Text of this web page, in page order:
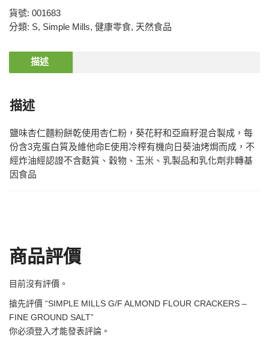
貨號: 001683
分類: S, Simple Mills, 健康零食, 天然食品
描述
描述
鹽味杏仁麵粉餅乾使用杏仁粉，葵花籽和亞麻籽混合製成，每
份含3克蛋白質及維他命E使用冷榨有機向日葵油烤焗而成，不
經炸油經認證不含麩質、穀物、玉米、乳製品和乳化劑非轉基
因食品
商品評價
目前沒有評價。
搶先評價 “SIMPLE MILLS G/F ALMOND FLOUR CRACKERS –
FINE GROUND SALT”
你必須登入才能發表評論。